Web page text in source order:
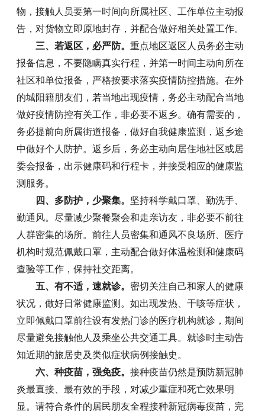
物，接触人员要第一时间向所属社区、工作单位主动报
告，对货物立即原地封存，并配合做好相关处置工作。
三、若返区，必严防。重点地区返区人员务必主动
报备信息，不要隐瞒真实行程，并第一时间主动向所在
社区和单位报备，严格按要求落实疫情防控措施。在外
的城阳籍朋友们，若当地出现疫情，务必主动配合当地
做好疫情防控有关工作，非必要不返乡。确有需要的，
务必提前向所属街道报备，做好自我健康监测，返乡途
中做好个人防护。返乡后，务必主动向居住地社区或居
委会报备，出示健康码和行程卡，并接受相应的健康监
测服务。
四、多防护，少聚集。 坚持科学戴口罩、勤洗手、
勤通风。尽量减少聚餐聚会和走亲访友，非必要不前往
人群密集的场所。前往人员密集和通风不良场所、医疗
机构时规范佩戴口罩，主动配合做好体温检测和健康码
查验等工作，保持社交距离。
五、有不适，速就诊。 密切关注自己和家人的健康
状况，做好日常健康监测。如出现发热、干咳等症状，
立即佩戴口罩前往设有发热门诊的医疗机构就诊，期间
尽量避免接触他人及乘坐公共交通工具。就诊时主动告
知近期的旅居史及类似症状病例接触史。
六、种疫苗，强免疫。接种疫苗仍然是预防新冠肺
炎最直接、最有效的手段，对减少重症和死亡效果明
显。请符合条件的居民朋友全程接种新冠病毒疫苗，完